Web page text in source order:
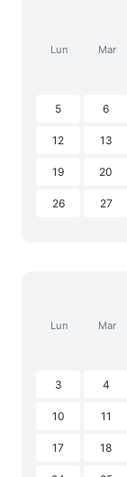
Lun Mar
5 6
12 13
19 20
26 27
Lun Mar
3 4
10 11
17 18